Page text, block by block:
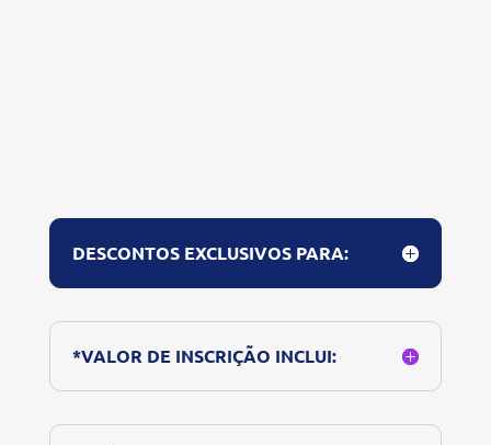
DESCONTOS EXCLUSIVOS PARA:
*VALOR DE INSCRIÇÃO INCLUI: